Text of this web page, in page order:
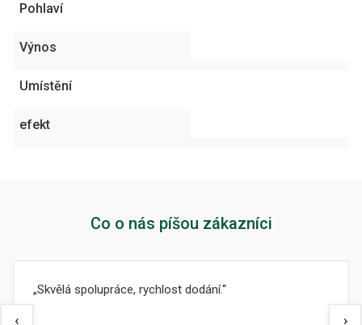
Pohlaví
Výnos
Umístění
efekt
Co o nás píšou zákazníci
‹
Skvělá spolupráce, rychlost dodání.
›